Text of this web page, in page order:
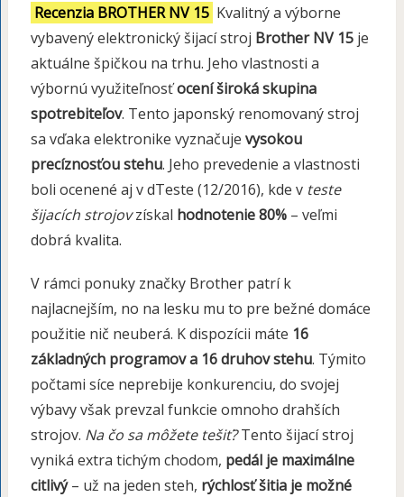
Recenzia BROTHER NV 15 Kvalitný a výborne
vybavený elektronický šijací stroj Brother NV 15je
aktuálne špičkou na trhu. Jeho vlastnosti a
výbornú využiteľnosťocení široká skupina
spotrebiteľov. Tento japonský renomovaný stroj
sa vďaka elektronike vyznačuje vysokou
precíznosťou stehu. Jeho prevedenie a vlastnosti
boli ocenené aj v dTeste (12/2016), kde v teste
šijacích strojovzískal hodnotenie 80%– veľmi
dobrá kvalita.
V rámci ponuky značky Brother patrí k
najlacnejším, no na lesku mu to pre bežné domáce
použitie nič neuberá. K dispozícii máte 16
základných programov a 16 druhov stehu. Týmito
počtami síce neprebije konkurenciu, do svojej
výbavy však prevzal funkcie omnoho drahších
strojov. Na čo sa môžete tešiť?Tento šijací stroj
vyniká extra tichým chodom, pedál je maximálne
citlivý– už na jeden steh, rýchlosť šitia je možné